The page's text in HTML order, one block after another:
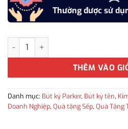
Thường được sử
Bút ký tên Parker SON X ST
THÊM VÀO
Danh mục: Bút ký Parker, Bút ký tên,
Doanh Nghiệp, Quà tặng Sếp, Quà Tặng